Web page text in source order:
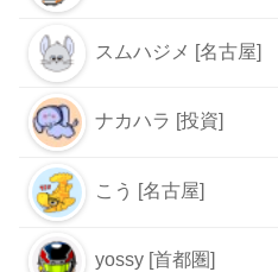
スムハジメ [名古屋]
ナカハラ [投資]
こう [名古屋]
yossy [首都圏]